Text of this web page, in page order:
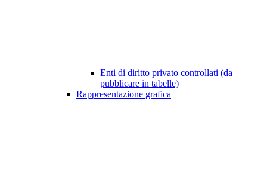
Enti di diritto privato controllati (da
pubblicare in tabelle)
Rappresentazione grafica